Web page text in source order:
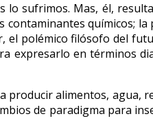
sufrimos. Mas, él,
químicos;
el polémico filósofo del
expresarlo en términos
alimentos, agua,
de paradigma para